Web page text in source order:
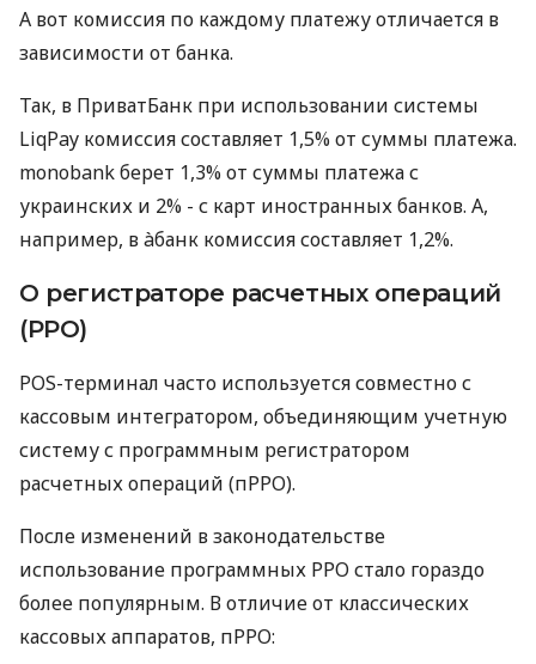
А вот комиссия по каждому платежу отличается в
зависимости от банка.
Так, в ПриватБанк при использовании системы
LiqPay комиссия составляет 1,5% от суммы платежа.
monobank берет 1,3% от суммы платежа с
украинских и 2% - с карт иностранных банков. А,
например, в àбанк комиссия составляет 1,2%.
О регистраторе расчетных операций
(РРО)
POS-терминал часто используется совместно с
кассовым интегратором, объединяющим учетную
систему с программным регистратором
расчетных операций (пРРО).
После изменений в законодательстве
использование программных РРО стало гораздо
более популярным. В отличие от классических
кассовых аппаратов, пРРО: